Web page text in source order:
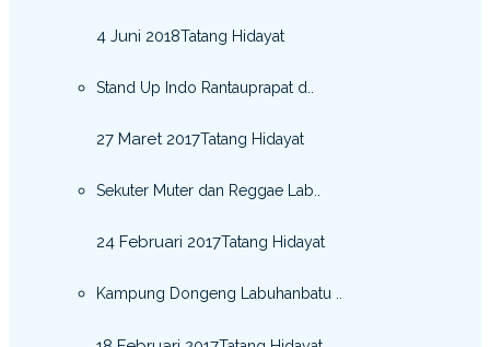
4 Juni 2018Tatang Hidayat
Stand Up Indo Rantauprapat d..
27 Maret 2017Tatang Hidayat
Sekuter Muter dan Reggae Lab..
24 Februari 2017Tatang Hidayat
Kampung Dongeng Labuhanbatu ..